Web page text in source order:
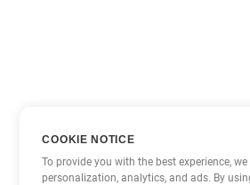
COOKIE NOTICE
To provide you with the best experience,
personalization, analytics, and ads. By